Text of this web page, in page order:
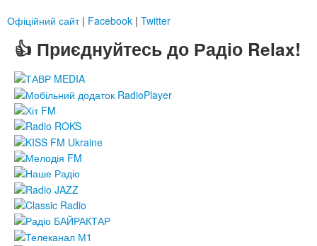
Офіційний сайт| Facebook | Twitter
👍 Приєднуйтесь до Радіо Relax!